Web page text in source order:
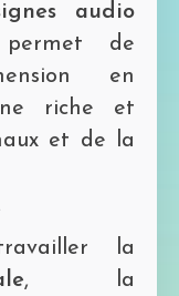
audio
de
en
riche et
et de la
la
, la